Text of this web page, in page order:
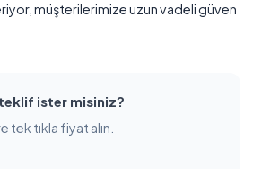
müşterilerimize uzun vadeli güven
ister misiniz?
tek tıkla fiyat alın.